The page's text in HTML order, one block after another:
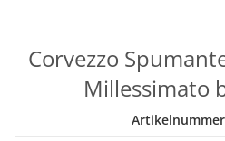
Corvezzo
Millessimato